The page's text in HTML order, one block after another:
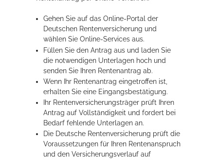
Gehen Sie auf das Online-Portal der
Deutschen Rentenversicherung und
wählen Sie Online-Services aus.
Füllen Sie den Antrag aus und laden Sie
die notwendigen Unterlagen hoch und
senden Sie Ihren Rentenantrag ab.
Wenn Ihr Rentenantrag eingetroffen ist,
erhalten Sie eine Eingangsbestätigung.
Ihr Rentenversicherungsträger prüft Ihren
Antrag auf Vollständigkeit und fordert bei
Bedarf fehlende Unterlagen an.
Die Deutsche Rentenversicherung prüft die
Voraussetzungen für Ihren Rentenanspruch
und den Versicherungsverlauf auf